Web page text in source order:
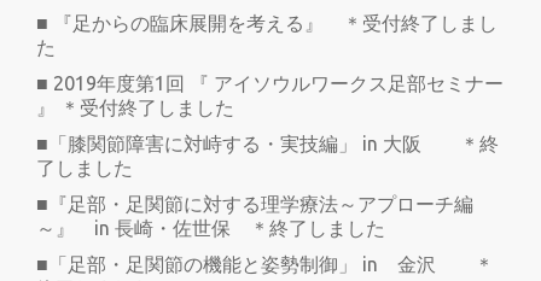
■ 『足からの臨床展開を考える』 ＊受付終了しまし
た
■ 2019年度第1回 『 アイソウルワークス足部セミナー
』 ＊受付終了しました
■「膝関節障害に対峙する・実技編」 in 大阪 ＊終
了しました
■『足部・足関節に対する理学療法～アプローチ編
～』 in 長崎・佐世保 ＊終了しました
■「足部・足関節の機能と姿勢制御」 in 金沢 ＊